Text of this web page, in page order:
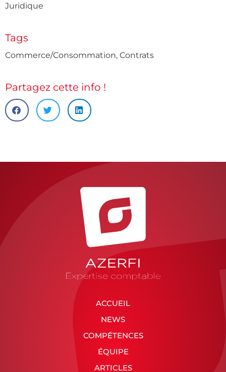
Juridique
Tags
Commerce/Consommation, Contrats
Partagez cette info !
ACCUEIL
NEWS
COMPÉTENCES
ÉQUIPE
ARTICLES